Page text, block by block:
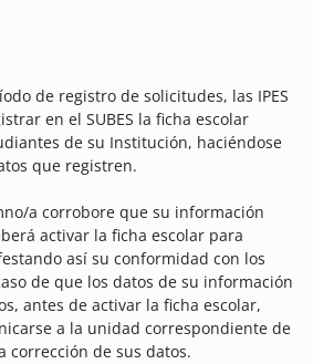
de registro de solicitudes, las IPES
en el SUBES la ficha escolar
de su Institución, haciéndose
que registren.
a corrobore que su información
activar la ficha escolar para
así su conformidad con los
de que los datos de su información
antes de activar la ficha escolar,
a la unidad correspondiente de
corrección de sus datos.